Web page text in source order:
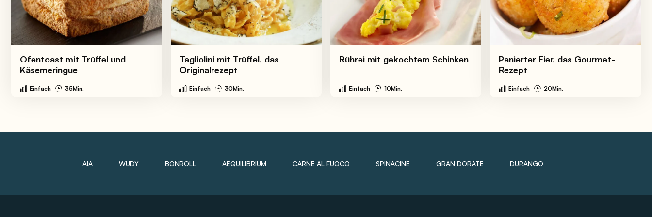
Ofentoast mit Trüffel und
Käsemeringue
Einfach 35Min.
Tagliolini mit Trüffel, das
Originalrezept
Einfach 30Min.
Rührei mit gekochtem Schinken
Einfach 10Min.
Panierter Eier, das Gourmet-
Rezept
Einfach 20Min.
AIA WUDY BONROLL AEQUILIBRIUM CARNE AL FUOCO SPINACINE GRAN DORATE DURANGO